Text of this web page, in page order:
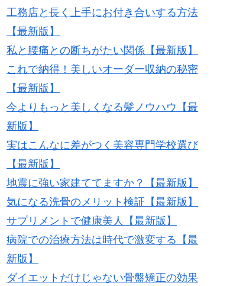
工務店と長く上手にお付き合いする方法
【最新版】
私と腰痛との断ちがたい関係【最新版】
これで納得！美しいオーダー収納の秘密
【最新版】
今よりもっと美しくなる髪ノウハウ【最
新版】
実はこんなに差がつく美容専門学校選び
【最新版】
地震に強い家建ててますか？【最新版】
気になる洗骨のメリット検証【最新版】
サプリメントで健康美人【最新版】
病院での治療方法は時代で激変する【最
新版】
ダイエットだけじゃない骨盤矯正の効果